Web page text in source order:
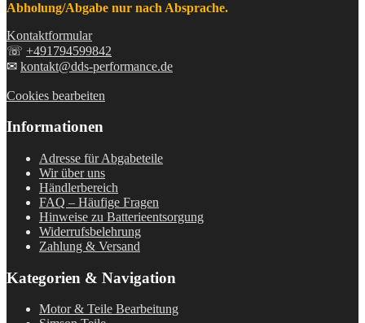
Abholung/Abgabe nur nach Absprache.
Kontaktformular
☏ +491794599842
✉ kontakt@dds-performance.de
Cookies bearbeiten
Informationen
Adresse für Abgabeteile
Wir über uns
Händlerbereich
FAQ – Häufige Fragen
Hinweise zu Batterieentsorgung
Widerrufsbelehrung
Zahlung & Versand
Kategorien & Navigation
Motor & Teile Bearbeitung